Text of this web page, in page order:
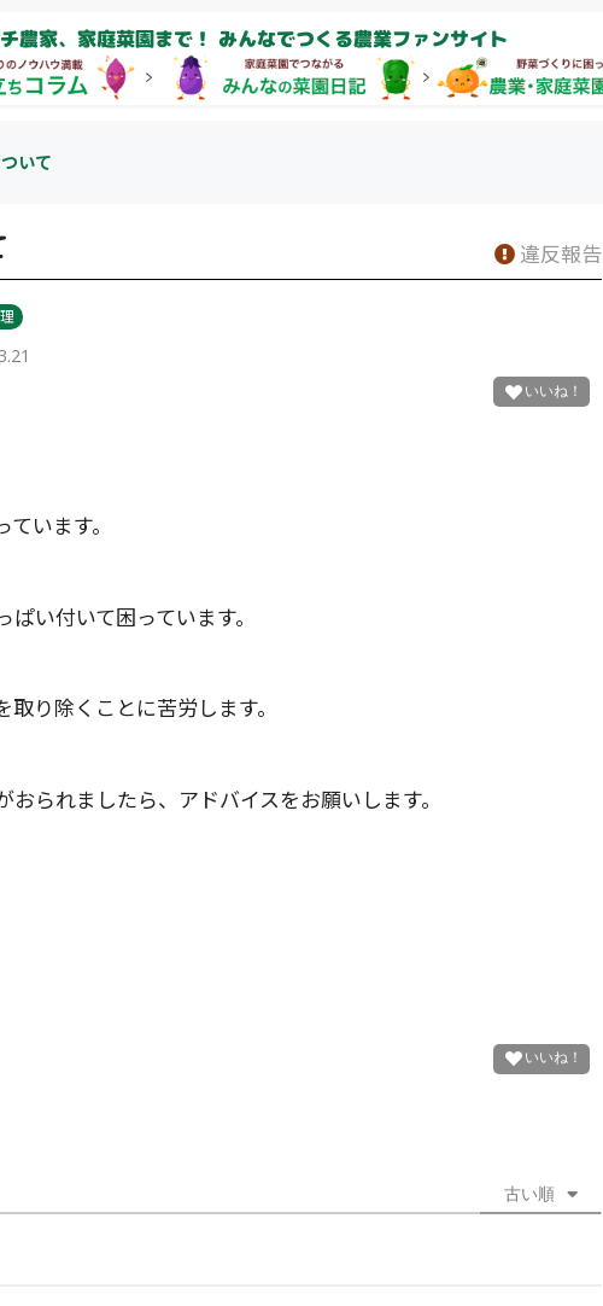
農家、家庭菜園まで！ みんなでつくる農業ファンサイト
いて
違反報告
います。
い付いて困っています。
り除くことに苦労します。
られましたら、アドバイスをお願いします。
古い順